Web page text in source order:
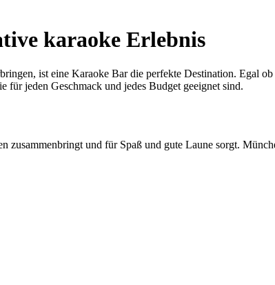
karaoke Erlebnis
ist eine Karaoke Bar die perfekte Destination. Egal
für jeden Geschmack und jedes Budget geeignet sind.
und für Spaß und gute Laune sorgt.